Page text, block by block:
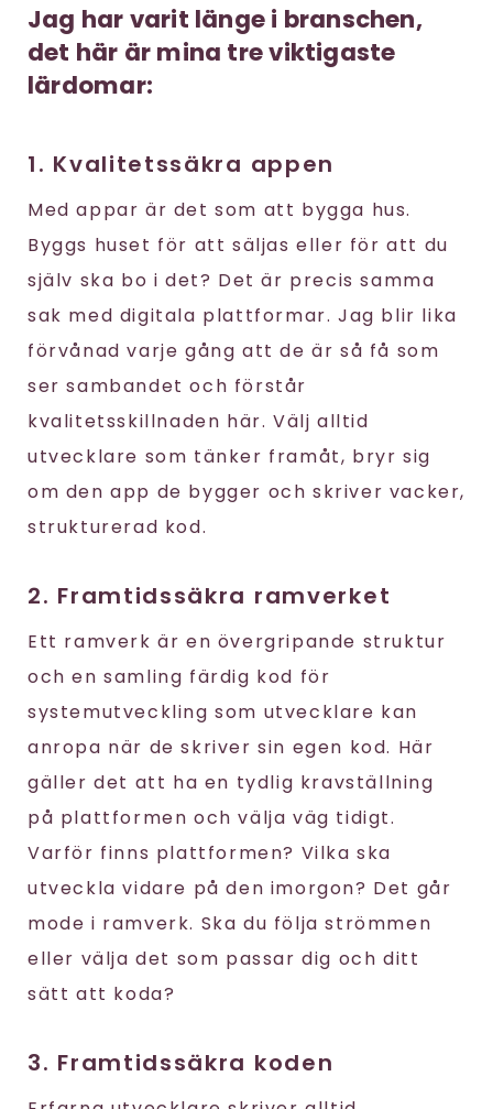
Jag har varit länge i branschen,
det här är mina tre viktigaste
lärdomar:
1. Kvalitetssäkra appen
Med appar är det som att bygga hus.
Byggs huset för att säljas eller för att du
själv ska bo i det? Det är precis samma
sak med digitala plattformar. Jag blir lika
förvånad varje gång att de är så få som
ser sambandet och förstår
kvalitetsskillnaden här. Välj alltid
utvecklare som tänker framåt, bryr sig
om den app de bygger och skriver vacker,
strukturerad kod.
2. Framtidssäkra ramverket
Ett ramverk är en övergripande struktur
och en samling färdig kod för
systemutveckling som utvecklare kan
anropa när de skriver sin egen kod. Här
gäller det att ha en tydlig kravställning
på plattformen och välja väg tidigt.
Varför finns plattformen? Vilka ska
utveckla vidare på den imorgon? Det går
mode i ramverk. Ska du följa strömmen
eller välja det som passar dig och ditt
sätt att koda?
3. Framtidssäkra koden